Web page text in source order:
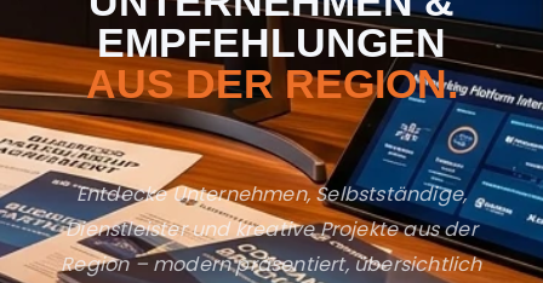
EMPFEHLUNGEN
AUS DER REGION.
Entdecke Unternehmen, Selbstständige,
Dienstleister und kreative Projekte aus der
Region – modern präsentiert, übersichtlich